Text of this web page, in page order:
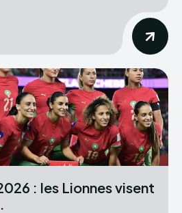
: les Lionnes visent